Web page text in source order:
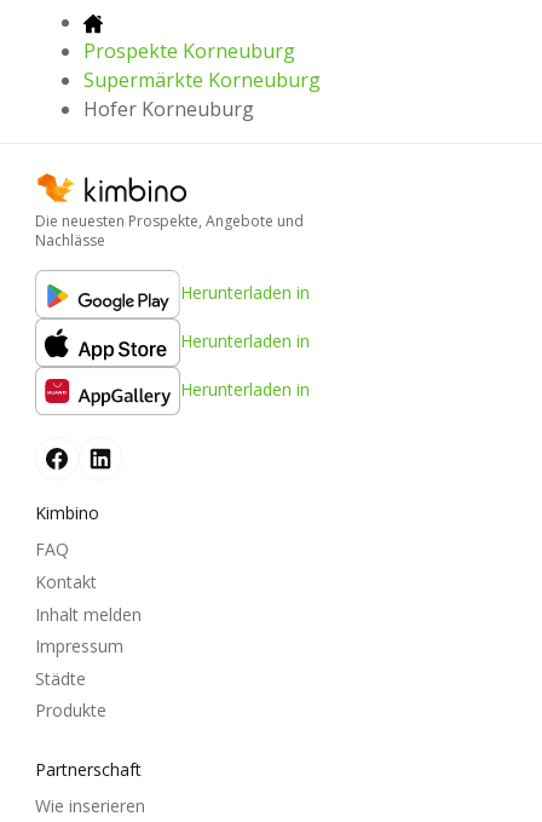
Prospekte Korneuburg
Supermärkte Korneuburg
Hofer Korneuburg
Die neuesten Prospekte, Angebote und
Nachlässe
Herunterladen in
Herunterladen in
Herunterladen in
Kimbino
FAQ
Kontakt
Inhalt melden
Impressum
Städte
Produkte
Partnerschaft
Wie inserieren